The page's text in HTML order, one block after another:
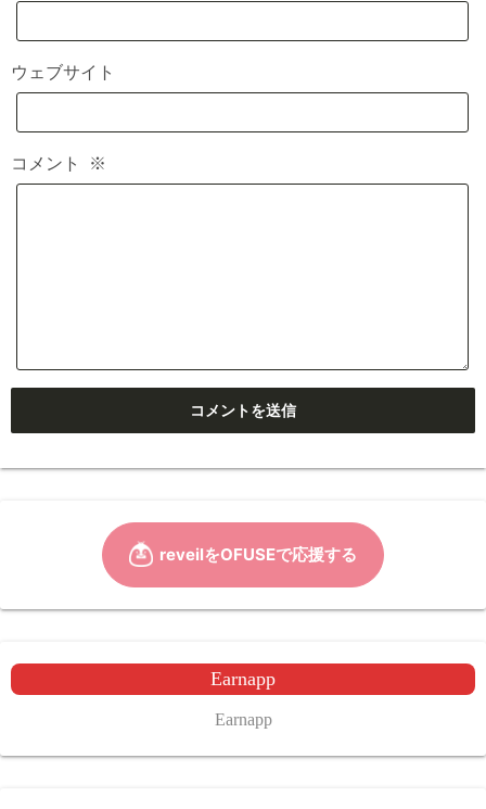
ウェブサイト
コメント ※
Earnapp
Earnapp